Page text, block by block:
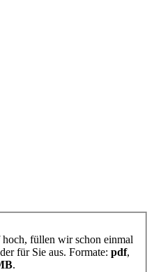
füllen wir schon einmal
für Sie aus. Formate: pdf,
.